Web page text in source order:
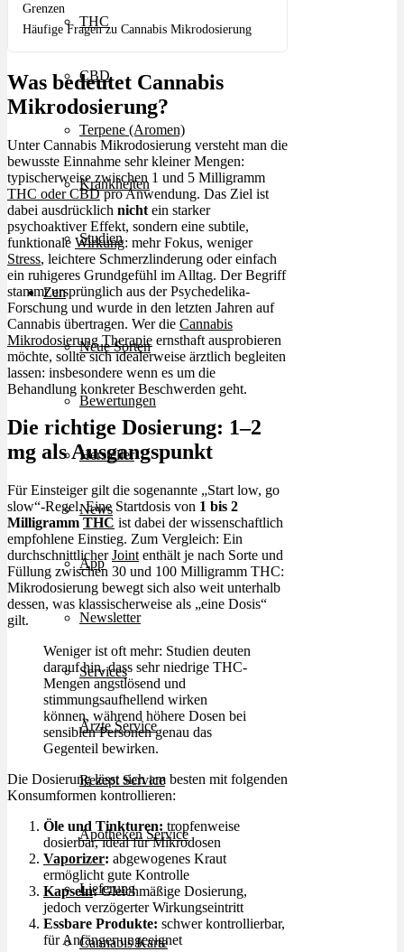
THC
CBD
Terpene (Aromen)
Krankheiten
Studien
Zen
Neue Sorten
Bewertungen
Hersteller
News
App
Newsletter
Services
Ärzte Service
Rezept Service
Apotheken Service
Lieferung
Cannabis Karte
Grenzen
Häufige Fragen zu Cannabis Mikrodosierung
Was bedeutet Cannabis
Mikrodosierung?
Unter Cannabis Mikrodosierung versteht man die
bewusste Einnahme sehr kleiner Mengen:
typischerweise zwischen 1 und 5 Milligramm
THC oder CBDpro Anwendung. Das Ziel ist
dabei ausdrücklich nicht ein starker
psychoaktiver Effekt, sondern eine subtile,
funktionale Wirkung: mehr Fokus, weniger
Stress, leichtere Schmerzlinderung oder einfach
ein ruhigeres Grundgefühl im Alltag. Der Begriff
stammt ursprünglich aus der Psychedelika-
Forschung und wurde in den letzten Jahren auf
Cannabis übertragen. Wer die Cannabis
Mikrodosierung Therapie ernsthaft ausprobieren
möchte, sollte sich idealerweise ärztlich begleiten
lassen: insbesondere wenn es um die
Behandlung konkreter Beschwerden geht.
Die richtige Dosierung: 1–2
mg als Ausgangspunkt
Für Einsteiger gilt die sogenannte „Start low, go
slow“-Regel. Eine Startdosis von 1 bis 2
Milligramm THC ist dabei der wissenschaftlich
empfohlene Einstieg. Zum Vergleich: Ein
durchschnittlicherJoint enthält je nach Sorte und
Füllung zwischen 30 und 100 Milligramm THC:
Mikrodosierung bewegt sich also weit unterhalb
dessen, was klassischerweise als „eine Dosis“
gilt.
Weniger ist oft mehr: Studien deuten
darauf hin, dass sehr niedrige THC-
Mengen angstlösend und
stimmungsaufhellend wirken
können, während höhere Dosen bei
sensiblen Personen genau das
Gegenteil bewirken.
Die Dosierung lässt sich am besten mit folgenden
Konsumformen kontrollieren:
Öle und Tinkturen: tropfenweise
dosierbar, ideal für Mikrodosen
Vaporizer: abgewogenes Kraut
ermöglicht gute Kontrolle
Kapseln:Gleichmäßige Dosierung,
jedoch verzögerter Wirkungseintritt
Essbare Produkte: schwer kontrollierbar,
für Anfänger ungeeignet